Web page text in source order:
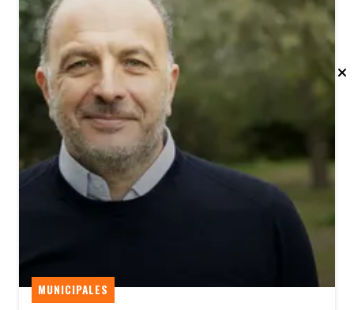
MUNICIPALES